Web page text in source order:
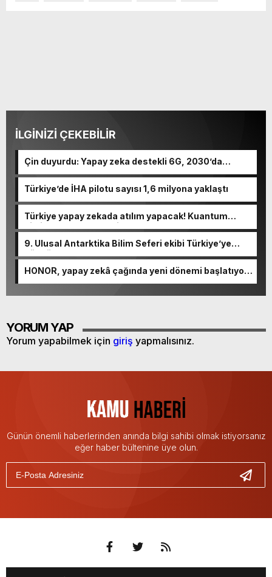
İLGİNİZİ ÇEKEBİLİR
Çin duyurdu: Yapay zeka destekli 6G, 2030’da
Türkiye’de İHA pilotu sayısı 1,6 milyona yaklaştı
Türkiye yapay zekada atılım yapacak! Kuantum
bilgisayar entegre edilecek…
9. Ulusal Antarktika Bilim Seferi ekibi Türkiye’ye
döndü
HONOR, yapay zekâ çağında yeni dönemi başlatıyor:
YORUM YAP
Yorum yapabilmek için giriş yapmalısınız.
Günün önemli haberlerinden anında bilgi sahibi olmak istiyorsanız
eğer haber bültenine üye olun.